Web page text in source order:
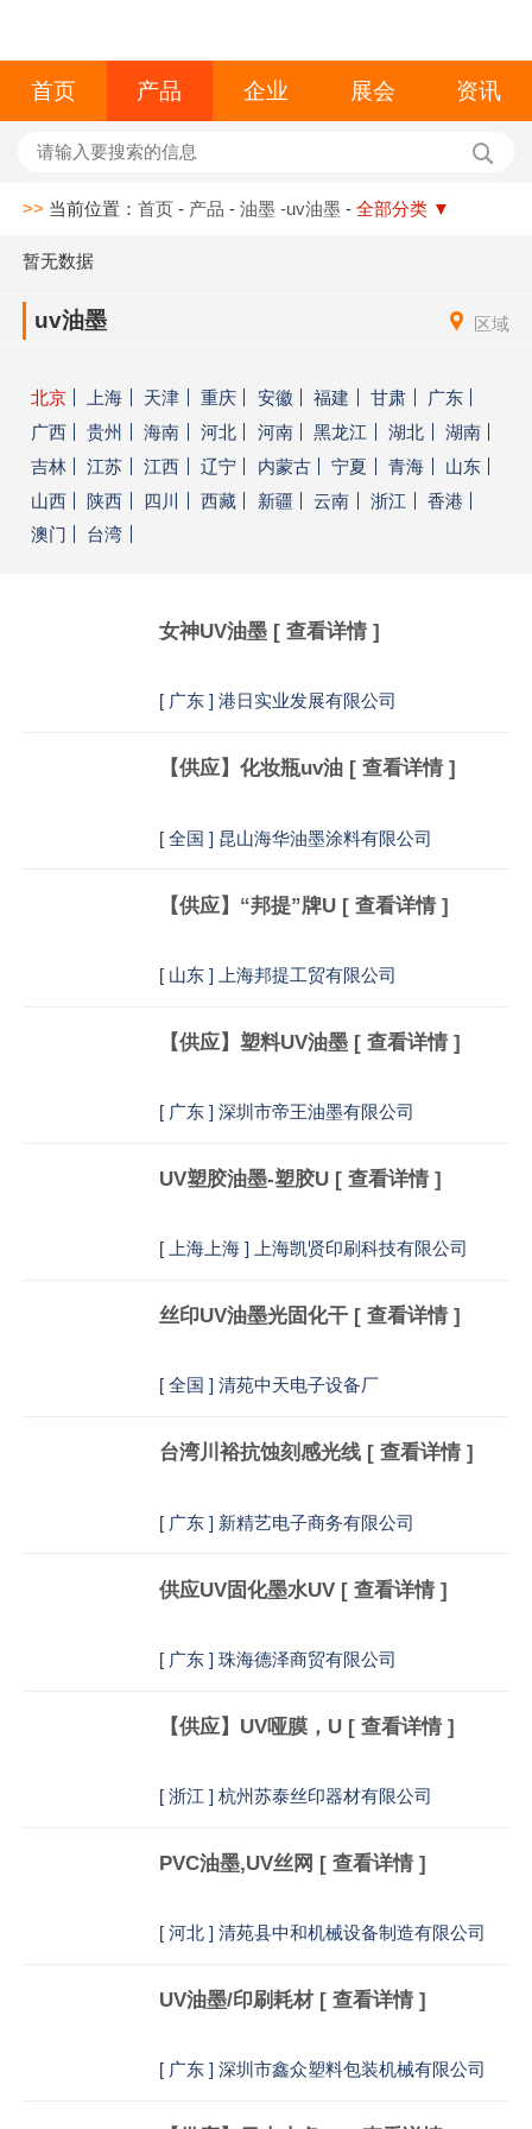
首页 产品 企业 展会 资讯
>> 当前位置：首页 - 产品 -油墨 -uv油墨 -全部分类 ▼
暂无数据
uv油墨 区域
北京 上海 天津 重庆 安徽 福建 甘肃
广东
广西
贵州 海南 河北 河南 黑龙江 湖北
湖南
吉林
江苏 江西 辽宁 内蒙古 宁夏 青海
山东
山西
陕西 四川 西藏 新疆 云南 浙江
香港
澳门
台湾
女神UV油墨 [ 查看详情 ]
[ 广东 ] 港日实业发展有限公司
【供应】化妆瓶uv油 [ 查看详情 ]
[ 全国 ] 昆山海华油墨涂料有限公司
【供应】“邦提”牌U [ 查看详情 ]
[ 山东 ] 上海邦提工贸有限公司
【供应】塑料UV油墨 [ 查看详情 ]
[ 广东 ] 深圳市帝王油墨有限公司
UV塑胶油墨-塑胶U [ 查看详情 ]
[ 上海上海 ] 上海凯贤印刷科技有限公司
丝印UV油墨光固化干 [ 查看详情 ]
[ 全国 ] 清苑中天电子设备厂
台湾川裕抗蚀刻感光线 [ 查看详情 ]
[ 广东 ] 新精艺电子商务有限公司
供应UV固化墨水UV [ 查看详情 ]
[ 广东 ] 珠海德泽商贸有限公司
【供应】UV哑膜，U [ 查看详情 ]
[ 浙江 ] 杭州苏泰丝印器材有限公司
PVC油墨,UV丝网 [ 查看详情 ]
[ 河北 ] 清苑县中和机械设备制造有限公司
UV油墨/印刷耗材 [ 查看详情 ]
[ 广东 ] 深圳市鑫众塑料包装机械有限公司